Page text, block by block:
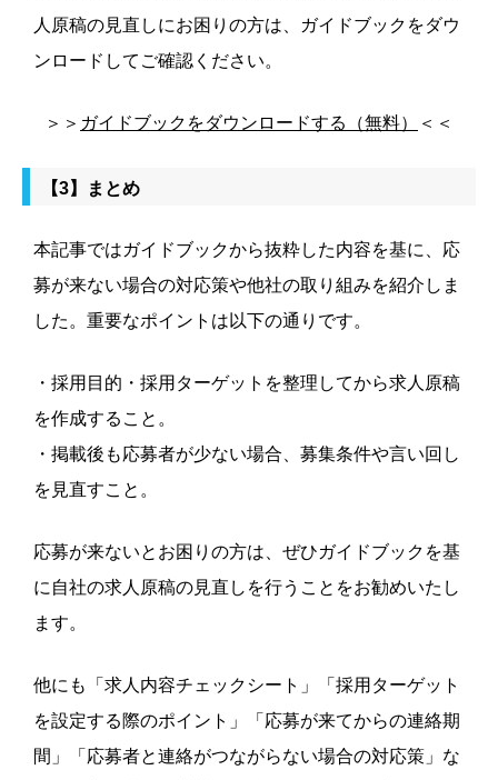
人原稿の見直しにお困りの方は、ガイドブックをダウ
ンロードしてご確認ください。
＞＞ ガイドブックをダウンロードする（無料） ＜＜
【3】まとめ
本記事ではガイドブックから抜粋した内容を基に、応
募が来ない場合の対応策や他社の取り組みを紹介しま
した。重要なポイントは以下の通りです。
・採用目的・採用ターゲットを整理してから求人原稿
を作成すること。
・掲載後も応募者が少ない場合、募集条件や言い回し
を見直すこと。
応募が来ないとお困りの方は、ぜひガイドブックを基
に自社の求人原稿の見直しを行うことをお勧めいたし
ます。
他にも「求人内容チェックシート」「採用ターゲット
を設定する際のポイント」「応募が来てからの連絡期
間」「応募者と連絡がつながらない場合の対応策」な